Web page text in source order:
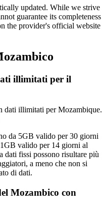
updated. While we strive
guarantee its completeness
the provider's official website
illimitati per il
dati illimitati per Mozambique.
da 5GB valido per 30 giorni
valido per 14 giorni al
dati fissi possono risultare più
a meno che non si
di dati.
Mozambico con